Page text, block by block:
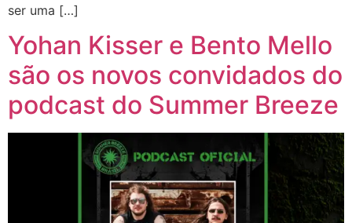
ser uma […]
Yohan Kisser e Bento Mello
são os novos convidados do
podcast do Summer Breeze